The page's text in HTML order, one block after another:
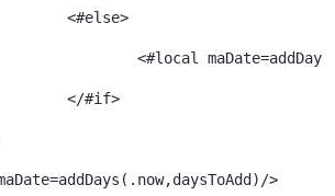
			<#else>
<#local
			</#if>
>